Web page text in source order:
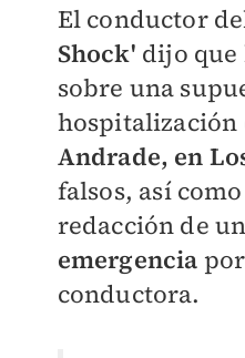
El conductor
Shock' dijo que
sobre una
Andrade, en
falsos, así
redacción de un
emergencia
conductora.